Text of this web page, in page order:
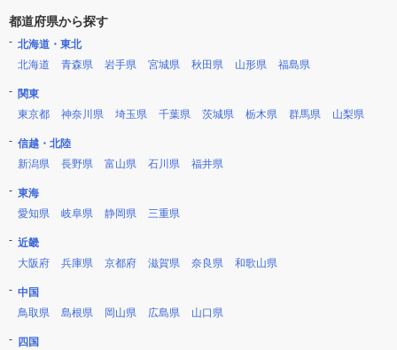
都道府県から探す
北海道・東北
北海道
青森県 岩手県 宮城県 秋田県 山形県 福島県
関東
東京都
神奈川県 埼玉県 千葉県 茨城県 栃木県 群馬県 山梨県
信越・北陸
新潟県
長野県 富山県 石川県 福井県
東海
愛知県
岐阜県 静岡県 三重県
近畿
大阪府
兵庫県 京都府 滋賀県 奈良県 和歌山県
中国
鳥取県
島根県 岡山県 広島県 山口県
四国